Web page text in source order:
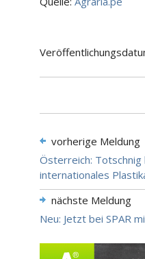
vorherige Meldung
Österreich:
internationales
nächste Meldung
Neu: Jetzt bei SPAR